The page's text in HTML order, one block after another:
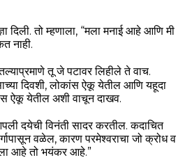
दिली. तो म्हणाला, “मला मनाई आहे आणि मी
नाही.
तू जे पटावर लिहीले ते वाच.
दिवशी, लोकांस ऐकू येतील आणि यहूदा
ऐकू येतील अशी वाचून दाखव.
दयेची विनंती सादर करतील. कदाचित
वळेल, कारण परमेश्वराचा जो क्रोध व
आहे तो भयंकर आहे.”